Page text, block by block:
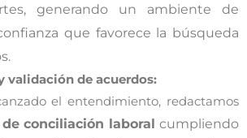
generando un ambiente de
que favorece la búsqueda
validación de acuerdos:
el entendimiento, redactamos
conciliación laboral cumpliendo